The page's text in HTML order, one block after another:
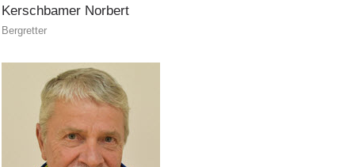
Sauvetage aérien
Kerschbamer Norbert
Bergretter